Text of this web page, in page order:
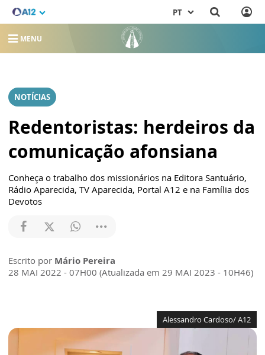
PT
MENU
NOTÍCIAS
Redentoristas: herdeiros da
comunicação afonsiana
Conheça o trabalho dos missionários na Editora Santuário,
Rádio Aparecida, TV Aparecida, Portal A12 e na Família dos
Devotos
Escrito por Mário Pereira
28 MAI 2022 - 07H00 (Atualizada em 29 MAI 2023 - 10H46)
Alessandro Cardoso/ A12